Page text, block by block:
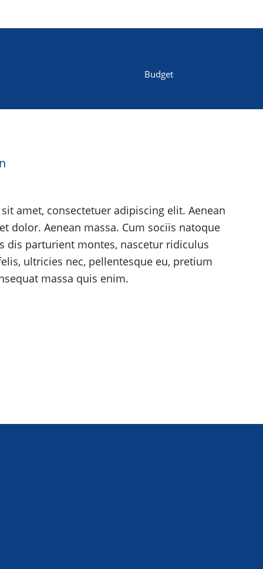
Budget
amet, consectetuer adipiscing elit. Aenean
dolor. Aenean massa. Cum sociis natoque
dis parturient montes, nascetur ridiculus
ultricies nec, pellentesque eu, pretium
massa quis enim.